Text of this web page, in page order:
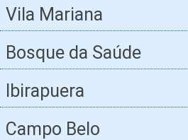
Vila Mariana
Bosque da Saúde
Ibirapuera
Campo Belo